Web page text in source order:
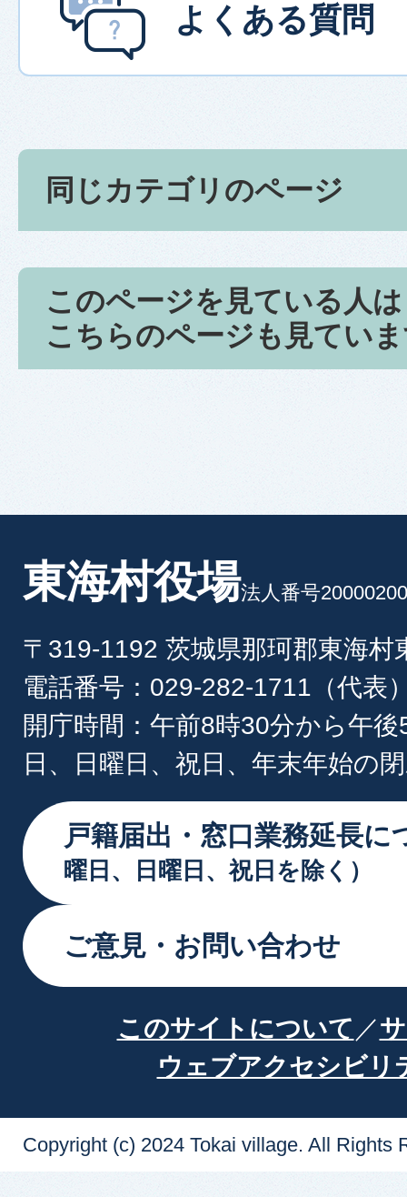
よくある質問
同じカテゴリのページ
このページを見ている人は
こちらのページも見てい
東海村役場法人番号
〒319-1192 茨城県那珂郡東海村
電話番号：029-282-1711（代表
開庁時間：午前8時30分から午
日、日曜日、祝日、年末年始の
戸籍届出・窓口業務延長に
曜日、日曜日、祝日を除く）
ご意見・お問い合わせ
このサイトについて
ウェブアクセシビリ
Copyright (c) 2024 Tokai village. All Rights